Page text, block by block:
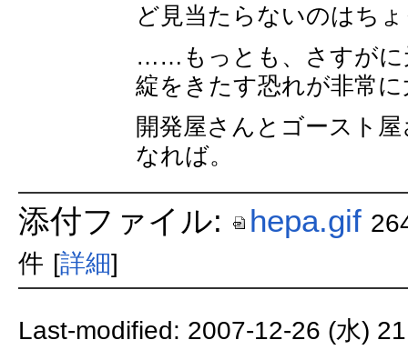
ど見当たらないのはち
……もっとも、さすがに
綻をきたす恐れが非常
開発屋さんとゴースト
なれば。
添付ファイル: hepa.gif
件 [詳細]
Last-modified: 2007-12-26 (水)